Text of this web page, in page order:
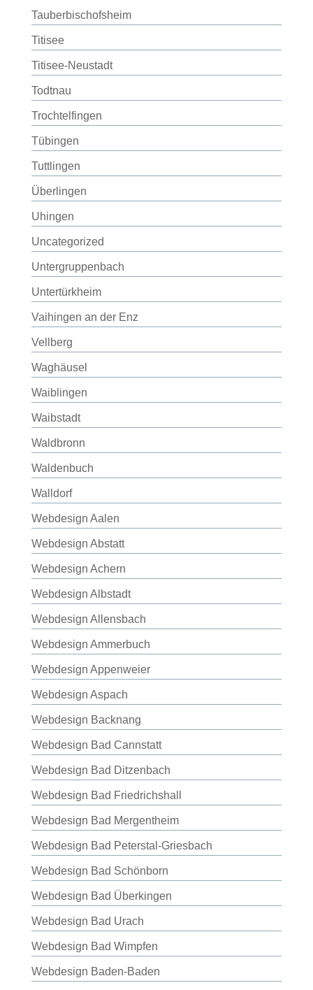
Tauberbischofsheim
Titisee
Titisee-Neustadt
Todtnau
Trochtelfingen
Tübingen
Tuttlingen
Überlingen
Uhingen
Uncategorized
Untergruppenbach
Untertürkheim
Vaihingen an der Enz
Vellberg
Waghäusel
Waiblingen
Waibstadt
Waldbronn
Waldenbuch
Walldorf
Webdesign Aalen
Webdesign Abstatt
Webdesign Achern
Webdesign Albstadt
Webdesign Allensbach
Webdesign Ammerbuch
Webdesign Appenweier
Webdesign Aspach
Webdesign Backnang
Webdesign Bad Cannstatt
Webdesign Bad Ditzenbach
Webdesign Bad Friedrichshall
Webdesign Bad Mergentheim
Webdesign Bad Peterstal-Griesbach
Webdesign Bad Schönborn
Webdesign Bad Überkingen
Webdesign Bad Urach
Webdesign Bad Wimpfen
Webdesign Baden-Baden